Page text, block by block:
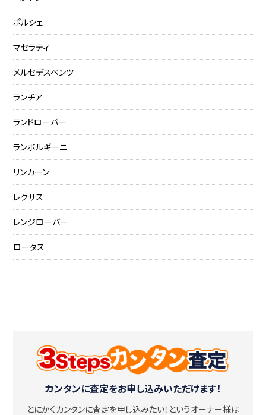
ポルシェ
マセラティ
メルセデスベンツ
ランチア
ランドローバー
ランボルギーニ
リンカーン
レクサス
レンジローバー
ロータス
カンタンに査定をお申し込みいただけます！
とにかくカンタンに査定を申し込みたい！ というオーナー様は